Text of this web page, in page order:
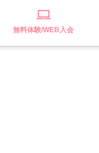
無料体験/WEB入会